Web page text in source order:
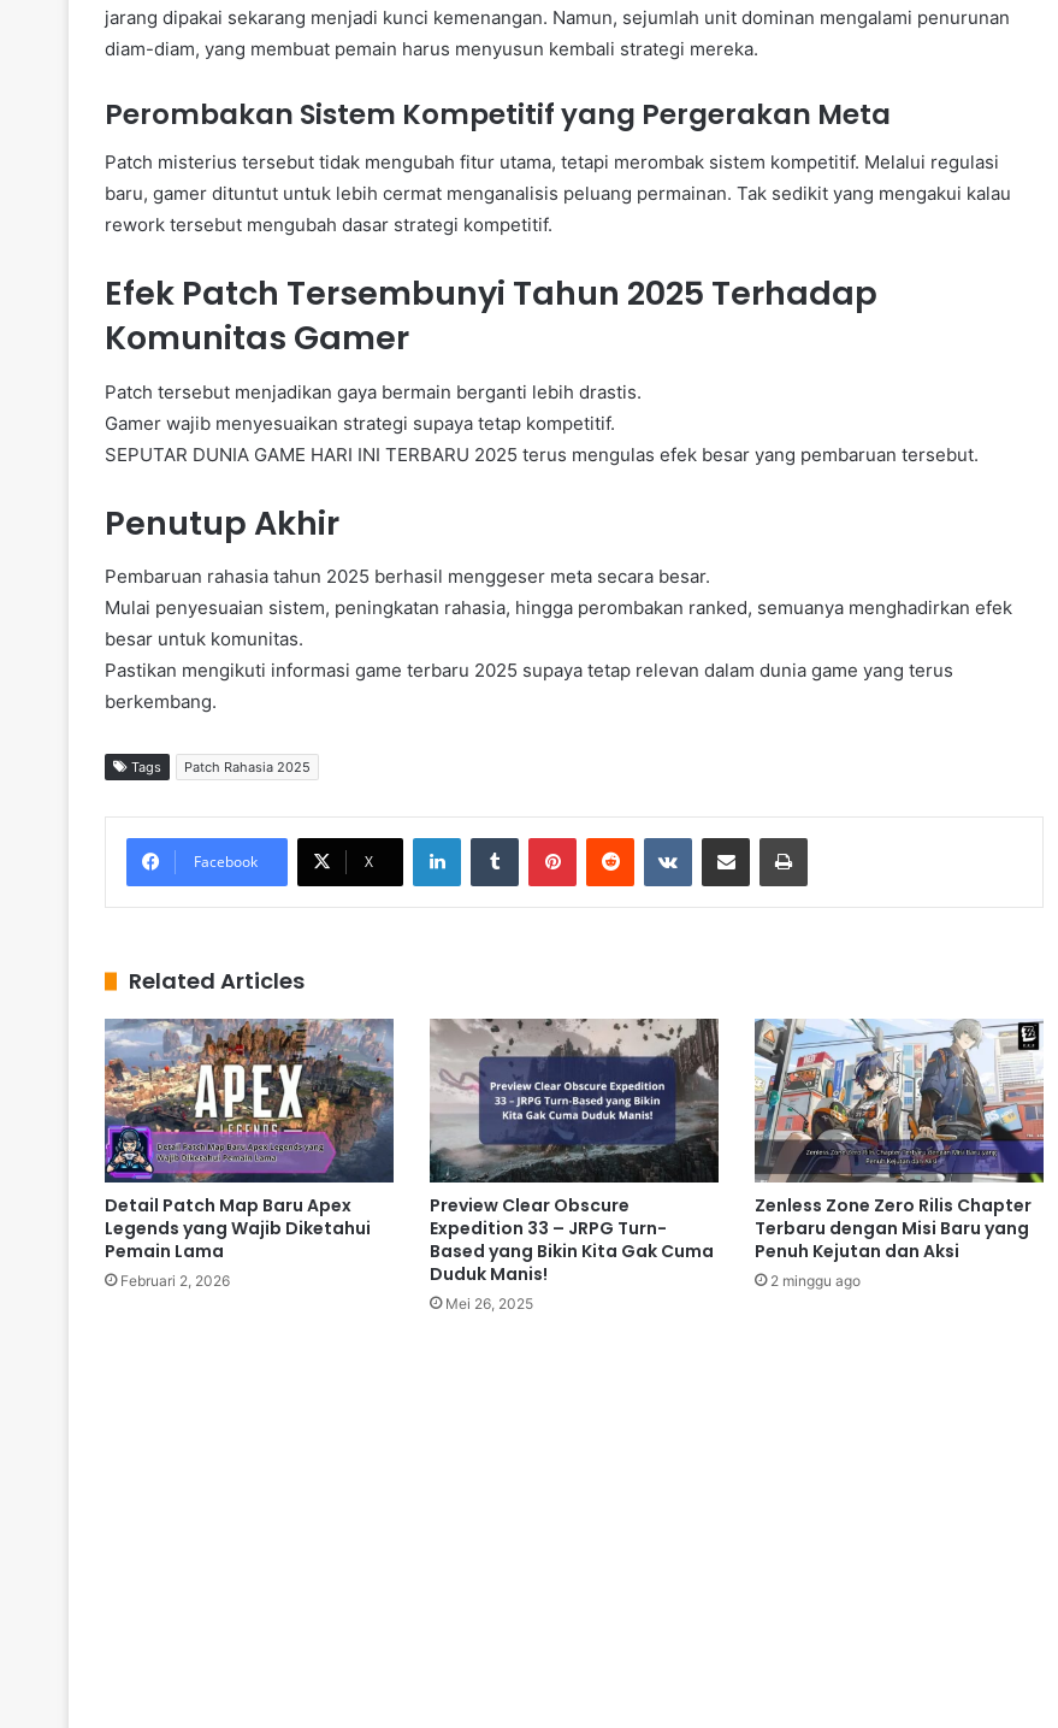
jarang dipakai sekarang menjadi kunci kemenangan. Namun, sejumlah unit dominan mengalami penurunan
diam-diam, yang membuat pemain harus menyusun kembali strategi mereka.
Perombakan Sistem Kompetitif yang Pergerakan Meta
Patch misterius tersebut tidak mengubah fitur utama, tetapi merombak sistem kompetitif. Melalui regulasi
baru, gamer dituntut untuk lebih cermat menganalisis peluang permainan. Tak sedikit yang mengakui kalau
rework tersebut mengubah dasar strategi kompetitif.
Efek Patch Tersembunyi Tahun 2025 Terhadap
Komunitas Gamer
Patch tersebut menjadikan gaya bermain berganti lebih drastis.
Gamer wajib menyesuaikan strategi supaya tetap kompetitif.
SEPUTAR DUNIA GAME HARI INI TERBARU 2025 terus mengulas efek besar yang pembaruan tersebut.
Penutup Akhir
Pembaruan rahasia tahun 2025 berhasil menggeser meta secara besar.
Mulai penyesuaian sistem, peningkatan rahasia, hingga perombakan ranked, semuanya menghadirkan efek
besar untuk komunitas.
Pastikan mengikuti informasi game terbaru 2025 supaya tetap relevan dalam dunia game yang terus
berkembang.
Tags Patch Rahasia 2025
Facebook X
Related Articles
Detail Patch Map Baru Apex
Legends yang Wajib Diketahui
Pemain Lama
Februari 2, 2026
Preview Clear Obscure
Expedition 33 – JRPG Turn-
Based yang Bikin Kita Gak Cuma
Duduk Manis!
Mei 26, 2025
Zenless Zone Zero Rilis Chapter
Terbaru dengan Misi Baru yang
Penuh Kejutan dan Aksi
2 minggu ago